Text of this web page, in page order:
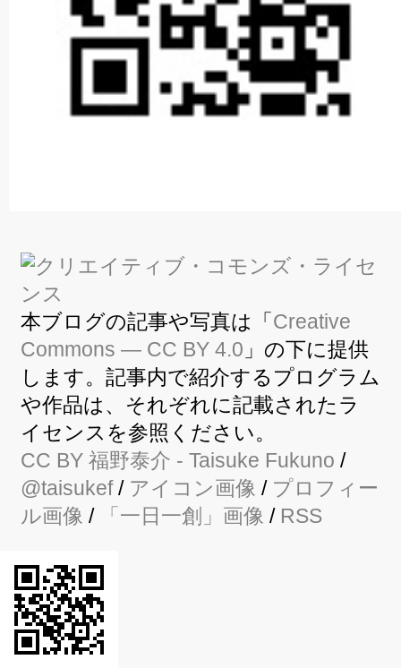
本ブログの記事や写真は「 Creative
Commons — CC BY 4.0 」の下に提供
します。記事内で紹介するプログラム
や作品は、それぞれに記載されたラ
イセンスを参照ください。
CC BY 福野泰介 - Taisuke Fukuno /
@taisukef/ アイコン画像 / プロフィー
ル画像 / 「一日一創」画像 / RSS